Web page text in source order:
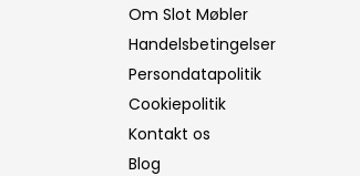
Om Slot Møbler
Handelsbetingelser
Persondatapolitik
Cookiepolitik
Kontakt os
Blog